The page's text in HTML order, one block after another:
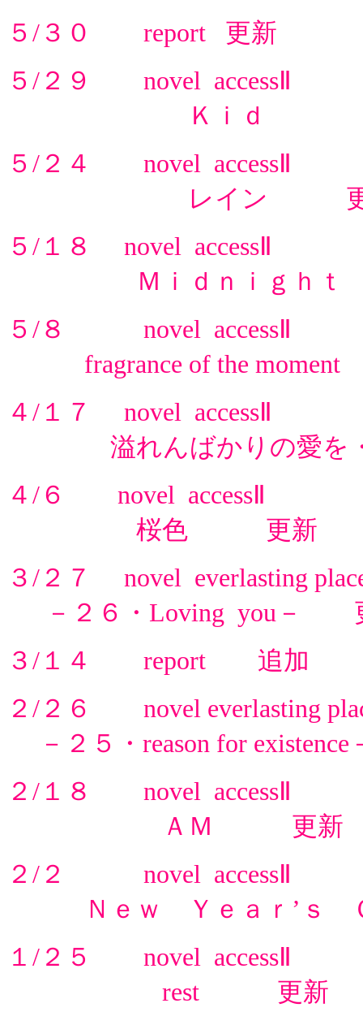
５/３０ report 更新
５/２９ novel accessⅡ
Ｋｉｄ 更
５/２４ novel accessⅡ
レイン 更
５/１８ novel accessⅡ
Ｍｉｄｎｉｇｈｔ
５/８ novel accessⅡ
fragrance of the
４/１７ novel accessⅡ
溢れんばかりの愛を
４/６ novel accessⅡ
桜色 更新
３/２７ novel everlasting
－２６・Loving you－
３/１４ report 追加
２/２６ novel everlasting
－２５・reason for
２/１８ novel accessⅡ
ＡＭ 更新
２/２ novel accessⅡ
Ｎｅｗ Ｙｅａｒ’ｓ
１/２５ novel accessⅡ
rest 更新